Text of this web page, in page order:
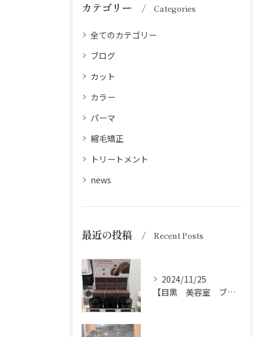
カテゴリー Categories
全てのカテゴリー
ブログ
カット
カラー
パーマ
縮毛矯正
トリートメント
news
最近の投稿 Recent Posts
2024/11/25
【目黒 美容室 ブログ】